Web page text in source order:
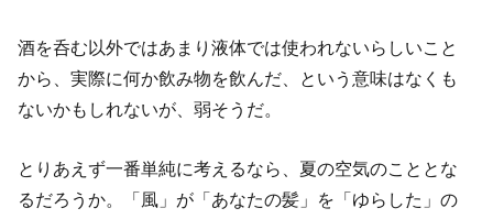
酒を呑む以外ではあまり液体では使われないらしいこと
から、実際に何か飲み物を飲んだ、という意味はなくも
ないかもしれないが、弱そうだ。
とりあえず一番単純に考えるなら、夏の空気のこととな
るだろうか。「風」が「あなたの髪」を「ゆらした」の